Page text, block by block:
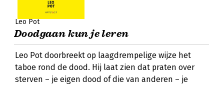
Leo Pot
Doodgaan kun je leren
Leo Pot doorbreekt op laagdrempelige wijze het
taboe rond de dood. Hij laat zien dat praten over
sterven – je eigen dood of die van anderen – je